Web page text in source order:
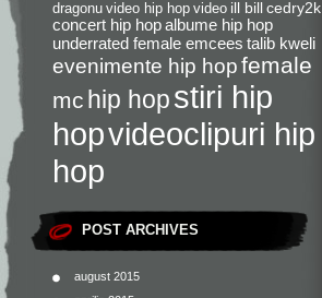
dragonu video hip hop video ill bill cedry2k
concert hip hopalbume hip hop
underrated female emcees talib kweli
evenimente hip hopfemale
mc hip hopstiri hip
hopvideoclipuri hip
hop
POST ARCHIVES
august 2015